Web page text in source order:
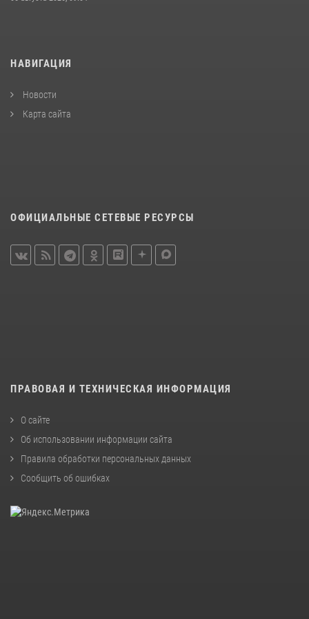
НАВИГАЦИЯ
Новости
Карта сайта
ОФИЦИАЛЬНЫЕ СЕТЕВЫЕ РЕСУРСЫ
ПРАВОВАЯ И ТЕХНИЧЕСКАЯ ИНФОРМАЦИЯ
О сайте
Об использовании информации сайта
Правила обработки персональных данных
Сообщить об ошибках